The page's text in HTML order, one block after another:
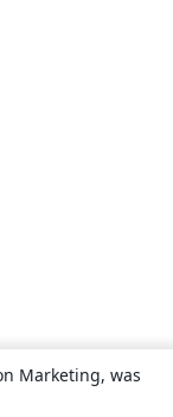
Marketing, was